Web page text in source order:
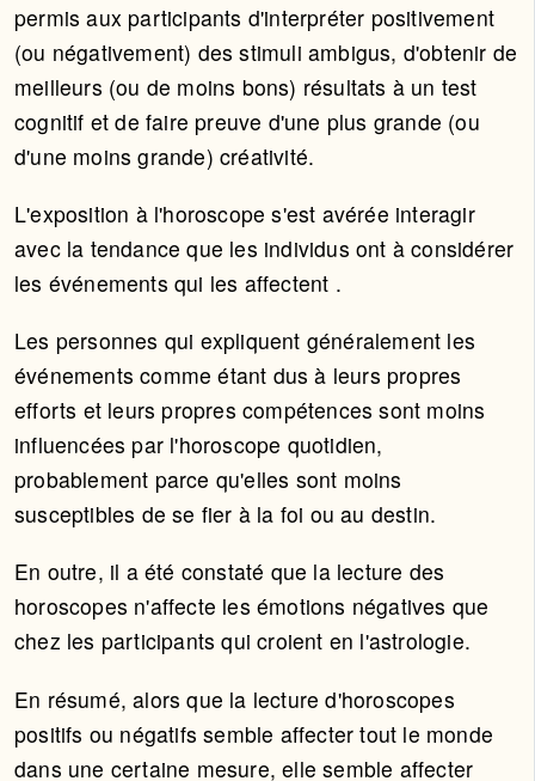
permis aux participants d'interpréter positivement
(ou négativement) des stimuli ambigus, d'obtenir de
meilleurs (ou de moins bons) résultats à un test
cognitif et de faire preuve d'une plus grande (ou
d'une moins grande) créativité.
L'exposition à l'horoscope s'est avérée interagir
avec la tendance que les individus ont à considérer
les événements qui les affectent .
Les personnes qui expliquent généralement les
événements comme étant dus à leurs propres
efforts et leurs propres compétences sont moins
influencées par l'horoscope quotidien,
probablement parce qu'elles sont moins
susceptibles de se fier à la foi ou au destin.
En outre, il a été constaté que la lecture des
horoscopes n'affecte les émotions négatives que
chez les participants qui croient en l'astrologie.
En résumé, alors que la lecture d'horoscopes
positifs ou négatifs semble affecter tout le monde
dans une certaine mesure, elle semble affecter